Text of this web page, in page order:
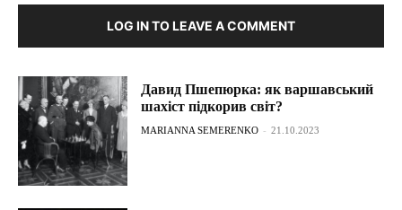
LOG IN TO LEAVE A COMMENT
Давид Пшепюрка: як варшавський
шахіст підкорив світ?
MARIANNA SEMERENKO - 21.10.2023